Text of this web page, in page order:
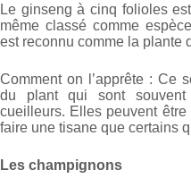
Le ginseng à cinq folioles
même classé comme
est reconnu comme la plante
Comment on l’apprête : Ce
du plant qui sont souvent
cueilleurs. Elles peuvent
faire une tisane que certains
Les champignons